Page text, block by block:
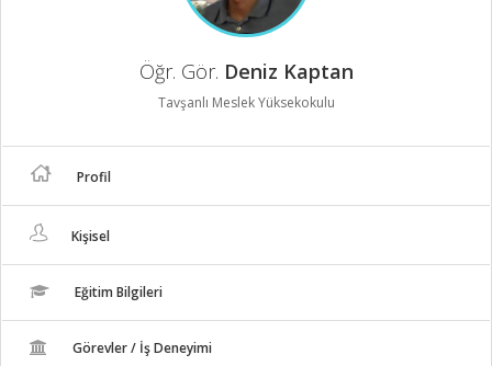
Öğr. Gör. Deniz Kaptan
Tavşanlı Meslek Yüksekokulu
Profil
Kişisel
Eğitim Bilgileri
Görevler / İş Deneyimi